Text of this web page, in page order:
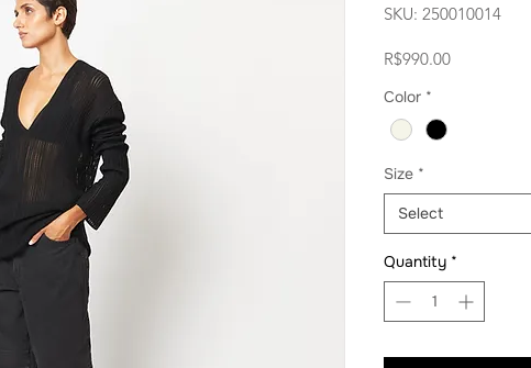
SKU: 250010014
R$990.00Price
Color *
Size *
Select
Quantity *